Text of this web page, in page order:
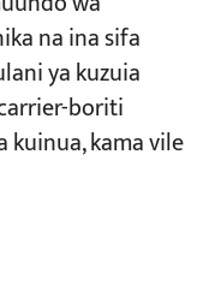
na ina sifa
ya kuzuia
boriti
kuinua, kama vile